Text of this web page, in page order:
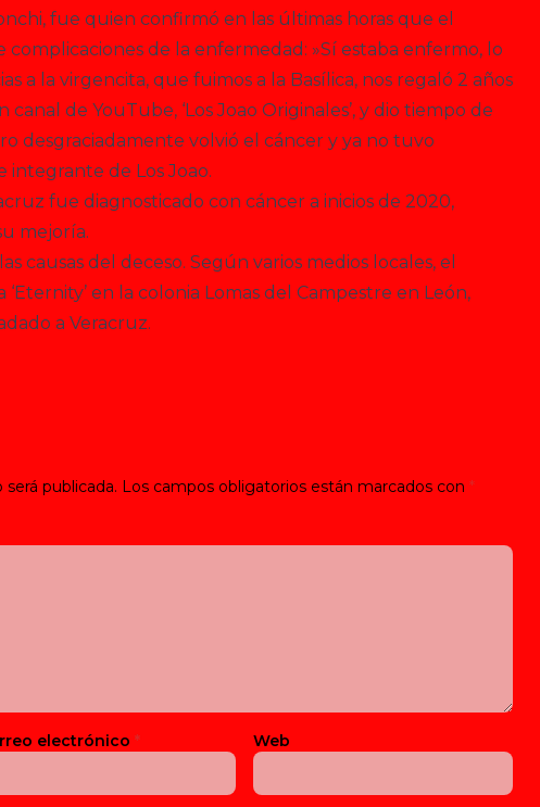
fue quien confirmó en las últimas horas que el
de la enfermedad: »Sí estaba enfermo, lo
a la virgencita, que fuimos a la Basílica, nos regaló 2 años
de YouTube, ‘Los Joao Originales’, y dio tiempo de
desgraciadamente volvió el cáncer y ya no tuvo
de Los Joao.
fue diagnosticado con cáncer a inicios de 2020,
mejoría.
causas del deceso. Según varios medios locales, el
en la colonia Lomas del Campestre en León,
a Veracruz.
publicada. Los campos obligatorios están marcados con *
electrónico * Web